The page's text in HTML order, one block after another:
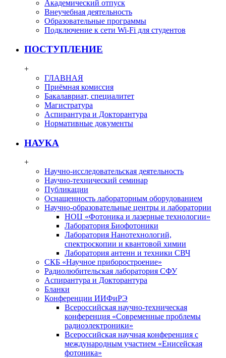
Академический отпуск
Внеучебная деятельность
Образовательные программы
Подключение к сети Wi-Fi для студентов
ПОСТУПЛЕНИЕ
+
ГЛАВНАЯ
Приёмная комиссия
Бакалавриат, специалитет
Магистратура
Аспирантура и Докторантура
Нормативные документы
НАУКА
+
Научно-исследовательская деятельность
Научно-технический семинар
Публикации
Оснащенность лабораторным оборудованием
Научно-образовательные центры и лаборатории
НОЦ «Фотоника и лазерные технологии»
Лаборатория Биофотоники
Лаборатория Нанотехнологий,
спектроскопии и квантовой химии
Лаборатория антенн и техники СВЧ
СКБ «Научное приборостроение»
Радиолюбительская лаборатория СФУ
Аспирантура и Докторантура
Бланки
Конференции ИИФиРЭ
Всероссийская научно-техническая
конференция «Современные проблемы
радиоэлектроники»
Всероссийская научная конференция с
международным участием «Енисейская
фотоника»